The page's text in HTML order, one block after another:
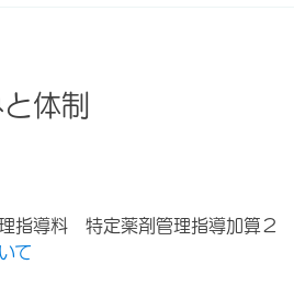
体制
指導料 特定薬剤管理指導加算
て